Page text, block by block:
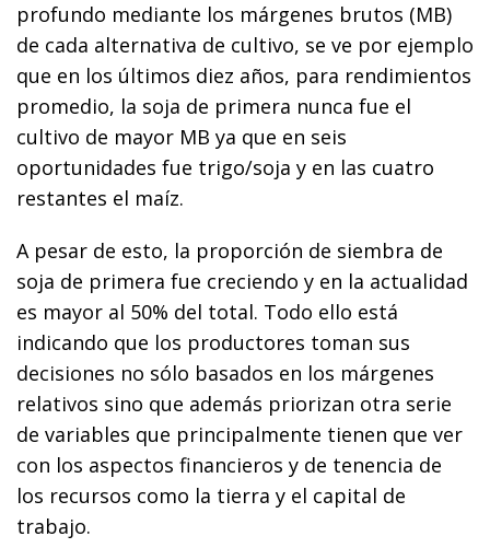
profundo mediante los márgenes brutos (MB)
de cada alternativa de cultivo, se ve por ejemplo
que en los últimos diez años, para rendimientos
promedio, la soja de primera nunca fue el
cultivo de mayor MB ya que en seis
oportunidades fue trigo/soja y en las cuatro
restantes el maíz.
A pesar de esto, la proporción de siembra de
soja de primera fue creciendo y en la actualidad
es mayor al 50% del total. Todo ello está
indicando que los productores toman sus
decisiones no sólo basados en los márgenes
relativos sino que además priorizan otra serie
de variables que principalmente tienen que ver
con los aspectos financieros y de tenencia de
los recursos como la tierra y el capital de
trabajo.